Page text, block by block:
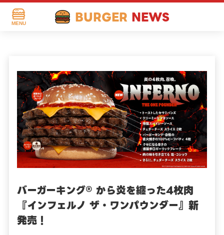
MENU BURGER NEWS
バーガーキング® から炎を纏った4枚肉
『インフェルノ ザ・ワンパウンダー』新
発売！